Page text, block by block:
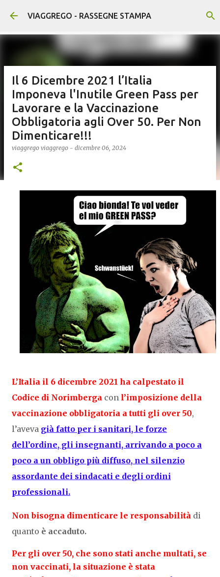
Passa ai contenuti principali
VIAGGREGO - RASSEGNE STAMPA
Il 6 Dicembre 2021 l’Italia
Imponeva l'Inutile Green Pass per
Lavorare e la Vaccinazione
Obbligatoria agli Over 50. Per Non
Dimenticare!!!
viaggrego viaggrego - dicembre 06, 2024
L’Italia il 6 dicembre 2021 ha calpestato il
Codice di Norimberga con l’imposizione della
vaccinazione obbligatoria a tutti gli over 50,
l’aveva già fatto per i sanitari, le forze
dell’ordine, gli insegnanti, arrivando a poco a
poco a un obbligo più diffuso, nel silenzio
assordante dei sindacati e degli ordini
professionali.
Non bisogna dimenticare le responsabilità di
quanto è accaduto.
Per gli over 50, che sono stati anche multati, se
non vaccinati, la situazione è stata